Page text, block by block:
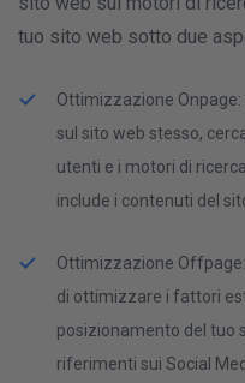
tuo sito web sotto due
Ottimizzazione Onpage:
sul sito web stesso,
utenti e i motori di
include i contenuti del
Ottimizzazione
di ottimizzare i fattori
posizionamento del tuo
riferimenti sui Social